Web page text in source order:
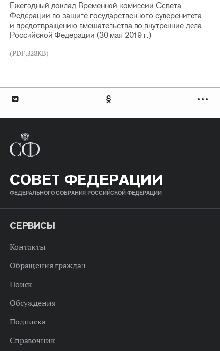
Ежегодный доклад Временной комиссии Совета
Федерации по защите государственного суверенитета
и предотвращению вмешательства во внутренние дела
Российской Федерации (30 мая 2019 г.)
(PDF,828KB)
СОВЕТ ФЕДЕРАЦИИ
ФЕДЕРАЛЬНОГО СОБРАНИЯ РОССИЙСКОЙ ФЕДЕРАЦИИ
СЕРВИСЫ
Контакты
Обращения граждан
Поиск
Обсуждения
Подписка
Справочник